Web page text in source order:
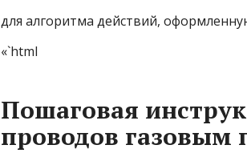
для алгоритма действий,
«`html
Пошаговая
проводов газовым